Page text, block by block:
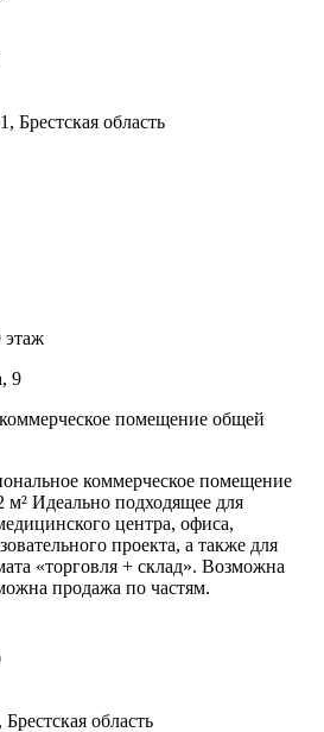
Брестская область
этаж
9
помещение общей
коммерческое помещение
Идеально подходящее для
центра, офиса,
проекта, а также для
«торговля + склад». Возможна
продажа по частям.
область